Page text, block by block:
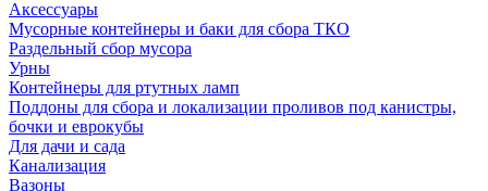
Аксессуары
Мусорные контейнеры и баки для сбора ТКО
Раздельный сбор мусора
Урны
Контейнеры для ртутных ламп
Поддоны для сбора и локализации проливов под канистры,
бочки и еврокубы
Для дачи и сада
Канализация
Вазоны